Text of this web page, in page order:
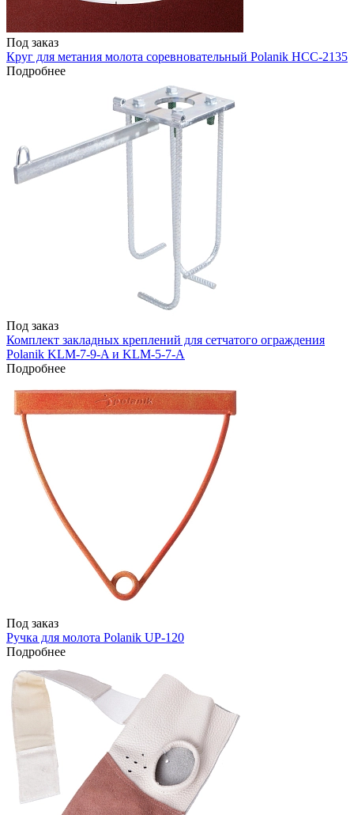
Под заказ
Круг для метания молота соревновательный Polanik HCC-2135
Подробнее
Под заказ
Комплект закладных креплений для сетчатого ограждения
Polanik KLM-7-9-A и KLM-5-7-А
Подробнее
Под заказ
Ручка для молота Polanik UP-120
Подробнее